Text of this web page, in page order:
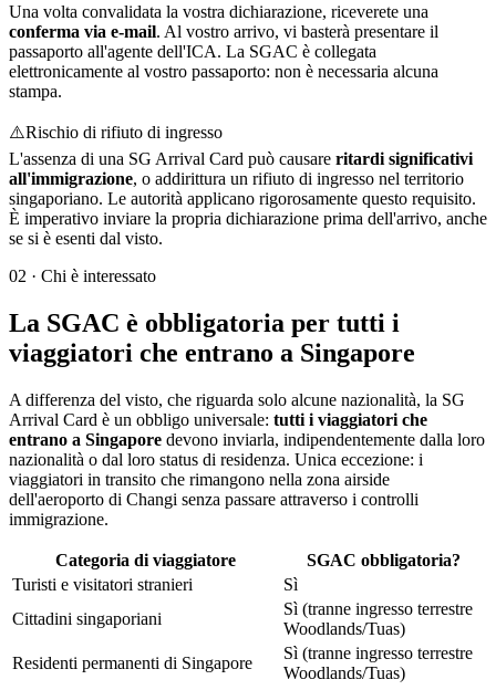
Una volta convalidata la vostra dichiarazione, riceverete una
conferma via e-mail. Al vostro arrivo, vi basterà presentare il
passaporto all'agente dell'ICA. La SGAC è collegata
elettronicamente al vostro passaporto: non è necessaria alcuna
stampa.
⚠️Rischio di rifiuto di ingresso
L'assenza di una SG Arrival Card può causare ritardi significativi
all'immigrazione, o addirittura un rifiuto di ingresso nel territorio
singaporiano. Le autorità applicano rigorosamente questo requisito.
È imperativo inviare la propria dichiarazione prima dell'arrivo, anche
se si è esenti dal visto.
02 · Chi è interessato
La SGAC è obbligatoria per tutti i
viaggiatori che entrano a Singapore
A differenza del visto, che riguarda solo alcune nazionalità, la SG
Arrival Card è un obbligo universale: tutti i viaggiatori che
entrano a Singapore devono inviarla, indipendentemente dalla loro
nazionalità o dal loro status di residenza. Unica eccezione: i
viaggiatori in transito che rimangono nella zona airside
dell'aeroporto di Changi senza passare attraverso i controlli
immigrazione.
Categoria di viaggiatore
SGAC obbligatoria?
Turisti e visitatori stranieri
Sì
Cittadini singaporiani
Sì (tranne ingresso terrestre
Woodlands/Tuas)
Residenti permanenti di Singapore
Sì (tranne ingresso terrestre
Woodlands/Tuas)